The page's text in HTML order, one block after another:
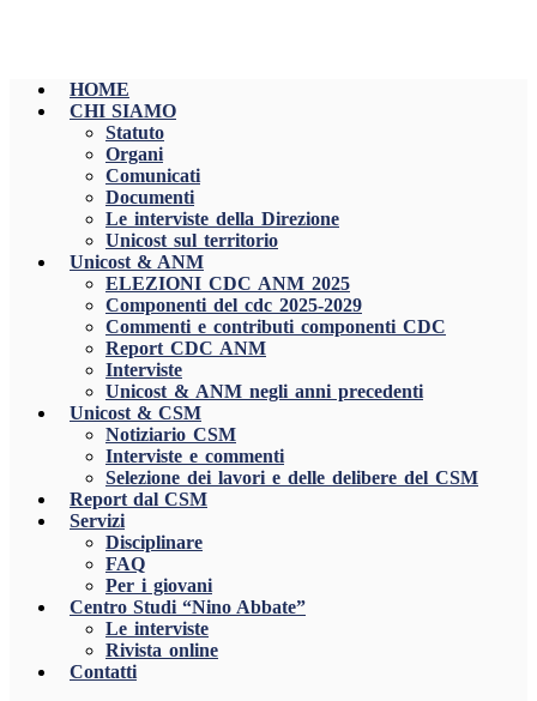
HOME
CHI SIAMO
Statuto
Organi
Comunicati
Documenti
Le interviste della Direzione
Unicost sul territorio
Unicost & ANM
ELEZIONI CDC ANM 2025
Componenti del cdc 2025-2029
Commenti e contributi componenti CDC
Report CDC ANM
Interviste
Unicost & ANM negli anni precedenti
Unicost & CSM
Notiziario CSM
Interviste e commenti
Selezione dei lavori e delle delibere del CSM
Report dal CSM
Servizi
Disciplinare
FAQ
Per i giovani
Centro Studi “Nino Abbate”
Le interviste
Rivista online
Contatti